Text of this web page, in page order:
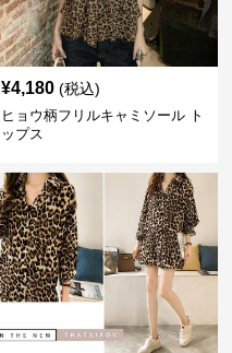
¥4,180 (税込)
ヒョウ柄フリルキャミソール ト
ップス